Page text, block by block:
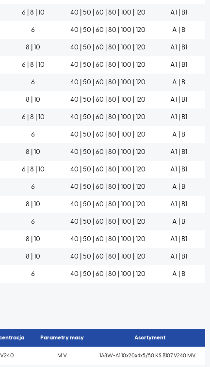
6 | 8 | 10 40 | 50 | 60 | 80 | 100 | 120 A1 | B1
6 40 | 50 | 60 | 80 | 100 | 120 A | B
8 | 10 40 | 50 | 60 | 80 | 100 | 120 A1 | B1
6 | 8 | 10 40 | 50 | 60 | 80 | 100 | 120 A1 | B1
6 40 | 50 | 60 | 80 | 100 | 120 A | B
8 | 10 40 | 50 | 60 | 80 | 100 | 120 A1 | B1
6 | 8 | 10 40 | 50 | 60 | 80 | 100 | 120 A1 | B1
6 40 | 50 | 60 | 80 | 100 | 120 A | B
8 | 10 40 | 50 | 60 | 80 | 100 | 120 A1 | B1
6 | 8 | 10 40 | 50 | 60 | 80 | 100 | 120 A1 | B1
6 40 | 50 | 60 | 80 | 100 | 120 A | B
8 | 10 40 | 50 | 60 | 80 | 100 | 120 A1 | B1
6 40 | 50 | 60 | 80 | 100 | 120 A | B
8 | 10 40 | 50 | 60 | 80 | 100 | 120 A1 | B1
8 | 10 40 | 50 | 60 | 80 | 100 | 120 A1 | B1
6 40 | 50 | 60 | 80 | 100 | 120 A | B
Parametry masy Asortyment
V240 M V 1A8W-A1 10x20x4x5/50 KS B107 V240 MV